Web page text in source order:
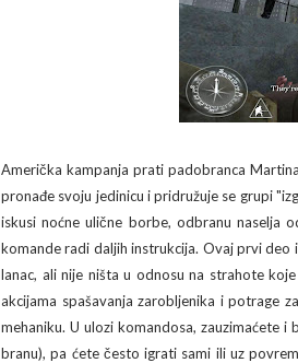
Američka kampanja prati padobranca
pronađe svoju jedinicu i pridružuje se grupi
iskusi noćne ulične borbe, odbranu naselja
komande radi daljih instrukcija. Ovaj prvi deo
lanac, ali nije ništa u odnosu na strahote
akcijama spašavanja zarobljenika i potrage
mehaniku. U ulozi komandosa, zauzimaćete
branu), pa ćete često igrati sami ili uz